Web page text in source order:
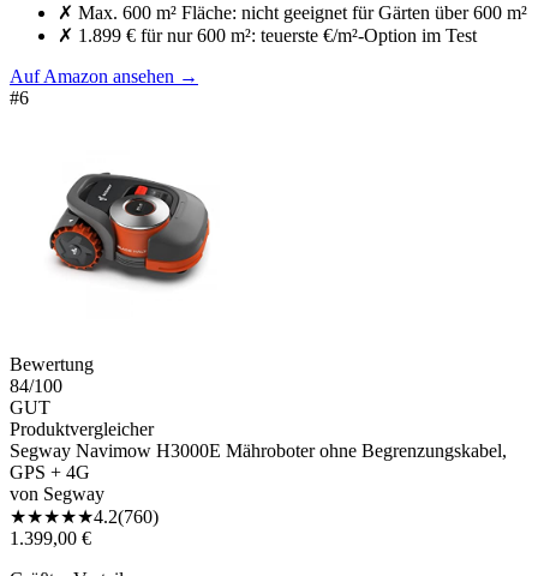
✗ Max. 600 m² Fläche: nicht geeignet für Gärten über 600 m²
✗ 1.899 € für nur 600 m²: teuerste €/m²-Option im Test
Auf Amazon ansehen →
#6
Bewertung
84/100
GUT
Produktvergleicher
Segway Navimow H3000E Mähroboter ohne Begrenzungskabel,
GPS + 4G
von Segway
★★★★★4.2(760)
1.399,00 €